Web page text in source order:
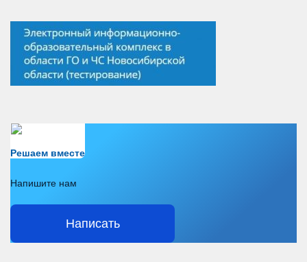
Решаем вместе
Напишите нам
Написать